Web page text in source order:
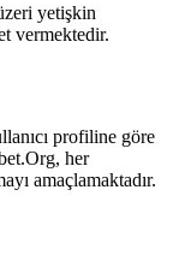
yetişkin
vermektedir.
profiline göre
her
amaçlamaktadır.